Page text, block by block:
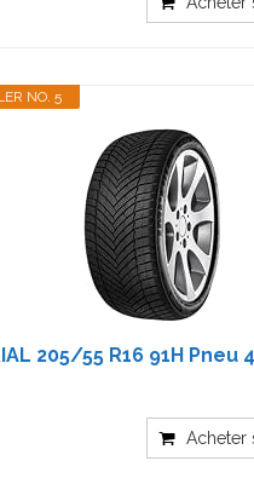
NO. 5
205/55 R16 91H Pneu
Acheter